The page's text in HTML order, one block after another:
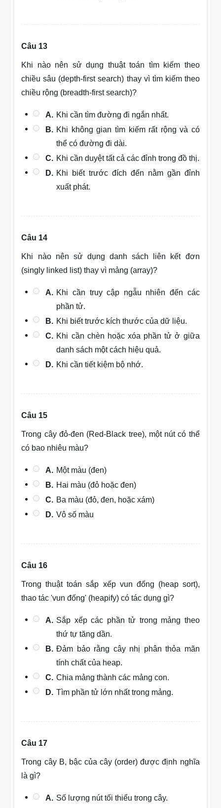
Câu 13
Khi nào nên sử dụng thuật toán tìm kiếm theo
chiều sâu (depth-first search) thay vì tìm kiếm theo
chiều rộng (breadth-first search)?
A. Khi cần tìm đường đi ngắn nhất.
B. Khi không gian tìm kiếm rất rộng và có
thể có đường đi dài.
C. Khi cần duyệt tất cả các đỉnh trong đồ thị.
D. Khi biết trước đích đến nằm gần đỉnh
xuất phát.
Câu 14
Khi nào nên sử dụng danh sách liên kết đơn
(singly linked list) thay vì mảng (array)?
A. Khi cần truy cập ngẫu nhiên đến các
phần tử.
B. Khi biết trước kích thước của dữ liệu.
C. Khi cần chèn hoặc xóa phần tử ở giữa
danh sách một cách hiệu quả.
D. Khi cần tiết kiệm bộ nhớ.
Câu 15
Trong cây đỏ-đen (Red-Black tree), một nút có thể
có bao nhiêu màu?
A. Một màu (đen)
B. Hai màu (đỏ hoặc đen)
C. Ba màu (đỏ, đen, hoặc xám)
D. Vô số màu
Câu 16
Trong thuật toán sắp xếp vun đống (heap sort),
thao tác 'vun đống' (heapify) có tác dụng gì?
A. Sắp xếp các phần tử trong mảng theo
thứ tự tăng dần.
B. Đảm bảo rằng cây nhị phân thỏa mãn
tính chất của heap.
C. Chia mảng thành các mảng con.
D. Tìm phần tử lớn nhất trong mảng.
Câu 17
Trong cây B, bậc của cây (order) được định nghĩa
là gì?
A. Số lượng nút tối thiểu trong cây.